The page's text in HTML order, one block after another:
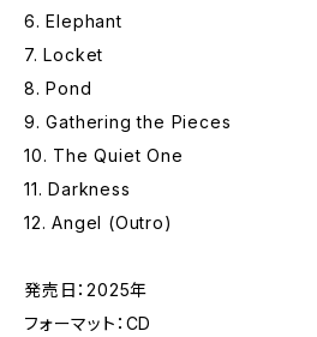
6. Elephant
7. Locket
8. Pond
9. Gathering the Pieces
10. The Quiet One
11. Darkness
12. Angel (Outro)
発売日：2025年
フォーマット：CD